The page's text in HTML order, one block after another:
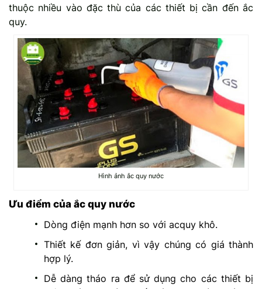
thuộc nhiều vào đặc thù của các thiết bị cần đến ắc
quy.
Hình ảnh ắc quy nước
Ưu điểm của ắc quy nước
Dòng điện mạnh hơn so với acquy khô.
Thiết kế đơn giản, vì vậy chúng có giá thành
hợp lý.
Dễ dàng tháo ra để sử dụng cho các thiết bị